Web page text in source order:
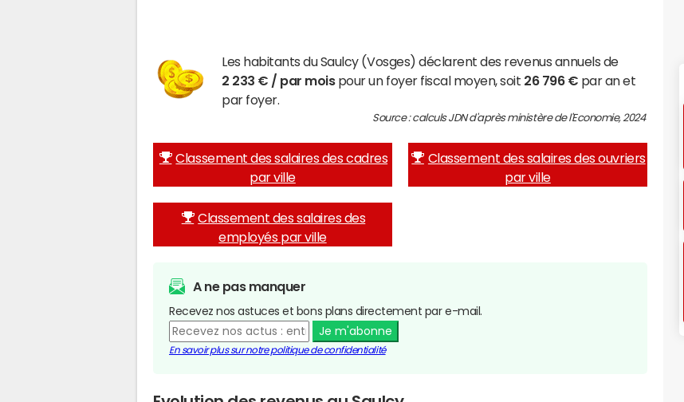
Les habitants du Saulcy (Vosges) déclarent des revenus annuels de
2 233 € / par moispour un foyer fiscal moyen, soit 26 796 € par an et
par foyer.
Source : calculs JDN d'après ministère de l'Economie, 2024
Classement des salaires des cadres
par ville
Classement des salaires des ouvriers
par ville
Classement des salaires des
employés par ville
A ne pas manquer
Recevez nos astuces et bons plans directement par e-mail.
Je m'abonne
En savoir plus sur notre politique de confidentialité